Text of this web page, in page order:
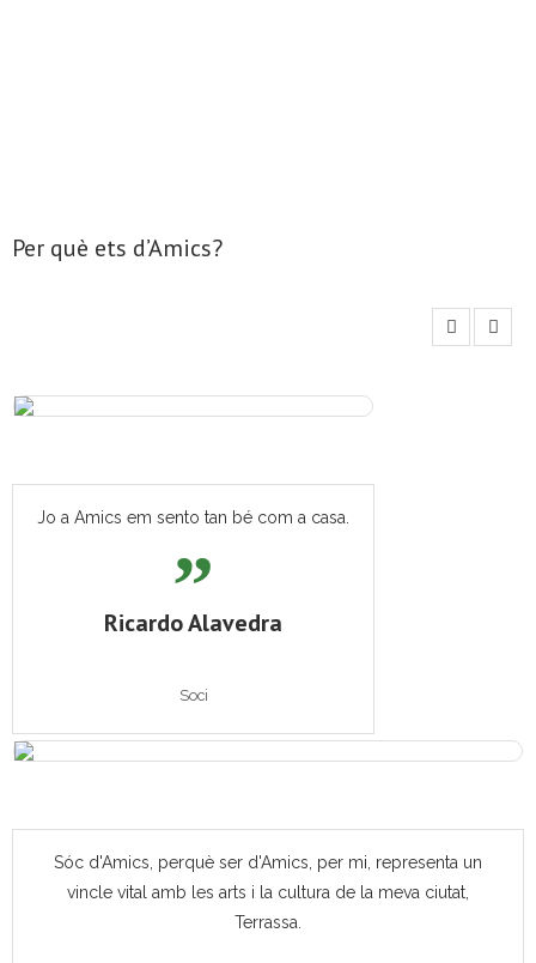
Per què ets d’Amics?
Jo a Amics em sento tan bé com a casa.
Ricardo Alavedra
Soci
Sóc d'Amics, perquè ser d'Amics, per mi, representa un
vincle vital amb les arts i la cultura de la meva ciutat,
Terrassa.